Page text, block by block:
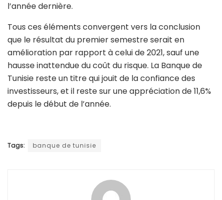
l’année dernière.
Tous ces éléments convergent vers la conclusion
que le résultat du premier semestre serait en
amélioration par rapport à celui de 2021, sauf une
hausse inattendue du coût du risque. La Banque de
Tunisie reste un titre qui jouit de la confiance des
investisseurs, et il reste sur une appréciation de 11,6%
depuis le début de l’année.
Tags: banque de tunisie